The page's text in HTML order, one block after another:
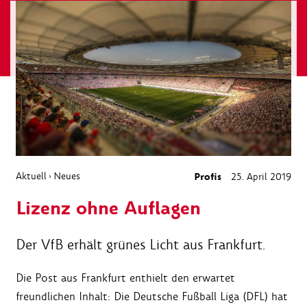
Aktuell › Neues Profis 25. April 2019
Lizenz ohne Auflagen
Der VfB erhält grünes Licht aus Frankfurt.
Die Post aus Frankfurt enthielt den erwartet
freundlichen Inhalt: Die Deutsche Fußball Liga (DFL) hat